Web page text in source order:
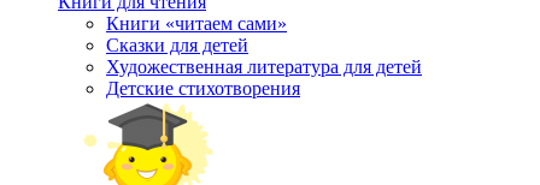
Книги «читаем сами»
Сказки для детей
Художественная литература для детей
Детские стихотворения